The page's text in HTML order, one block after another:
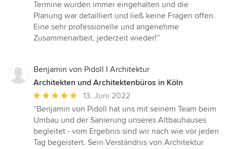
Termine wurden immer eingehalten und die
Planung war detailliert und ließ keine Fragen offen.
Eine sehr professionelle und angenehme
Zusammenarbeit, jederzeit wieder!”
Benjamin von Pidoll I Architektur
Architekten und Architektenbüros in Köln
Durchschnittliche
Bewertung:
5
von
5
13. Juni 2022
“Benjamin von Pidoll hat uns mit seinem Team beim
Umbau und der Sanierung unseres Altbauhauses
begleitet - vom Ergebnis sind wir nach wie vor jeden
Tag begeistert. Sein Verständnis von Architektur